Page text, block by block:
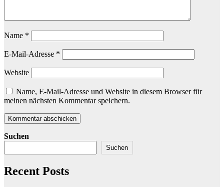
Name *
E-Mail-Adresse *
Website
Name, E-Mail-Adresse und Website in diesem Browser für
meinen nächsten Kommentar speichern.
Suchen
Suchen
Recent Posts